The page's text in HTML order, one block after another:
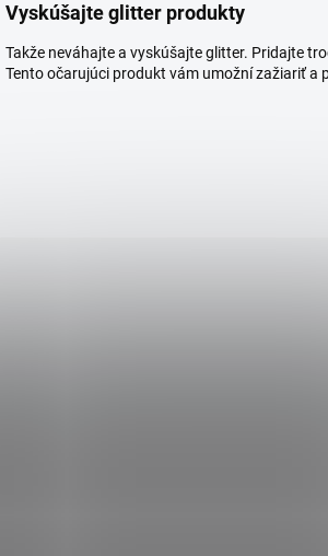
Vyskúšajte glitter produkty
Takže neváhajte a vyskúšajte glitter. Pridajte
Tento očarujúci produkt vám umožní zažiariť a